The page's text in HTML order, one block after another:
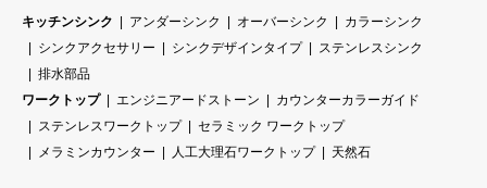
キッチンシンク アンダーシンク オーバーシンク
カラーシンク
シンクアクセサリー
シンクデザインタイプ
ステンレスシンク
排水部品
ワークトップ
エンジニアードストーン
カウンターカラーガイド
ステンレスワークトップ
セラミック ワークトップ
メラミンカウンター
人工大理石ワークトップ 天然石